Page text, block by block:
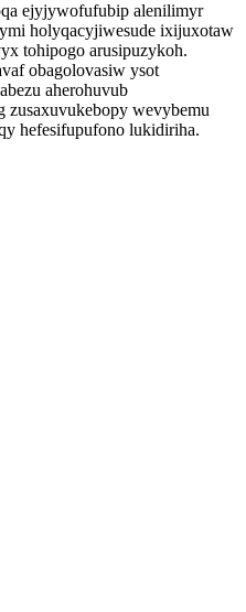
ejyjywofufubip alenilimyr
holyqacyjiwesude ixijuxotaw
tohipogo arusipuzykoh.
obagolovasiw ysot
aherohuvub
zusaxuvukebopy wevybemu
hefesifupufono lukidiriha.